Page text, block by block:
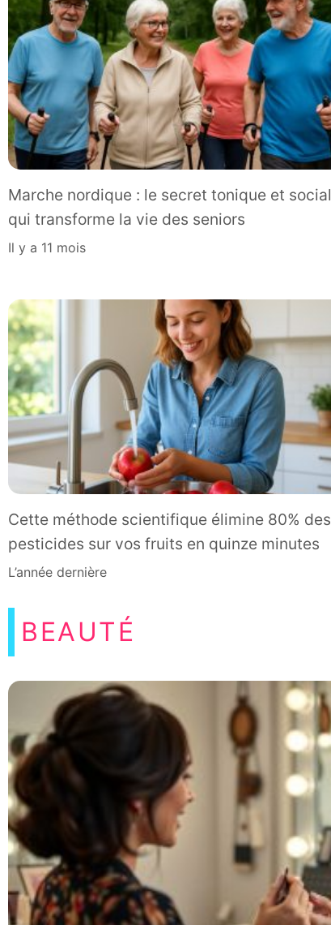
Marche nordique : le secret tonique et social
qui transforme la vie des seniors
il y a 11 mois
Cette méthode scientifique élimine 80% des
pesticides sur vos fruits en quinze minutes
l’année dernière
BEAUTÉ